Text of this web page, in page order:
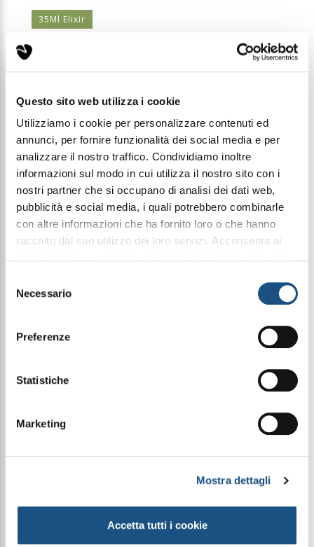
Questo sito web utilizza i cookie
Utilizziamo i cookie per personalizzare contenuti ed
annunci, per fornire funzionalità dei social media e per
analizzare il nostro traffico. Condividiamo inoltre
informazioni sul modo in cui utilizza il nostro sito con i
nostri partner che si occupano di analisi dei dati web,
pubblicità e social media, i quali potrebbero combinarle
con altre informazioni che ha fornito loro o che hanno
raccolto dal suo utilizzo dei loro servizi. Acconsenta ai
delNecessario
Preferenze
Statistiche
Marketing
Mostra dettagli
Accetta tutti i cookie
35Ml Elixir
eleganza e personalità.
si evolve con armonia sulla pelle, rivelando
sfaccettature sempre nuove e sorprendenti.
Gioca con contrasti freschi, floreali e fruttati per
capace di unire luminosità e profondità in un’unica
composizione avvolgente.
QUALITÀ ELIXIR
La qualità Elixir Halbea rappresenta l’incontro tra
concentrazione di oli straordinariamente elevata,
Regal Heritage, progettato con una concentrazione
di oli del 40%, esprime carattere, forza e
L’apertura è vivace e frizzante, con la mela verde, il
bergamotto e il limone accompagnati dal carattere
patchouli e dalla delicatezza della violetta.
morbidezza della rosa, la cremosità del sandalo e
e sensualità.
Il fondo si chiude con un accordo fruttato e
avvolgente di ribes nero, pesca, ambra, lillà e ylang